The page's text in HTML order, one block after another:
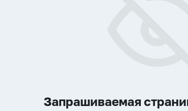
Запрашиваемая